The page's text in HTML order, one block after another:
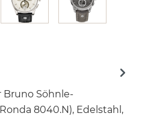
Bruno Söhnle-
8040.N), Edelstahl,